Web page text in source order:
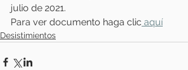
julio de 2021.
Para ver documento haga clic aquí
Desistimientos